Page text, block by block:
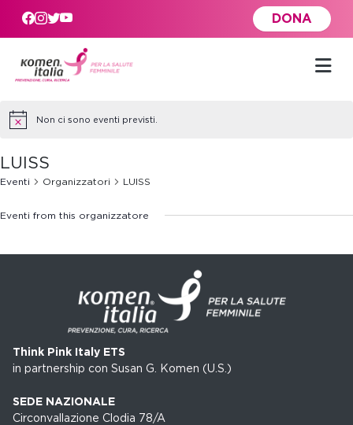
Skip to main content
DONA
Non ci sono eventi previsti.
LUISS
Eventi Organizzatori LUISS
Eventi from this organizzatore
Think Pink Italy ETS
in partnership con Susan G. Komen (U.S.)
SEDE NAZIONALE
Circonvallazione Clodia 78/A